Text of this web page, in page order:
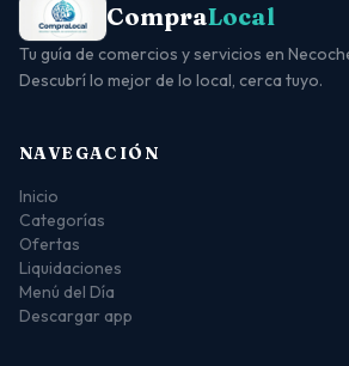
CompraLocal
Tu guía de comercios y servicios en
Descubrí lo mejor de lo local, cerca tuyo.
NAVEGACIÓN
Inicio
Categorías
Ofertas
Liquidaciones
Menú del Día
Descargar app